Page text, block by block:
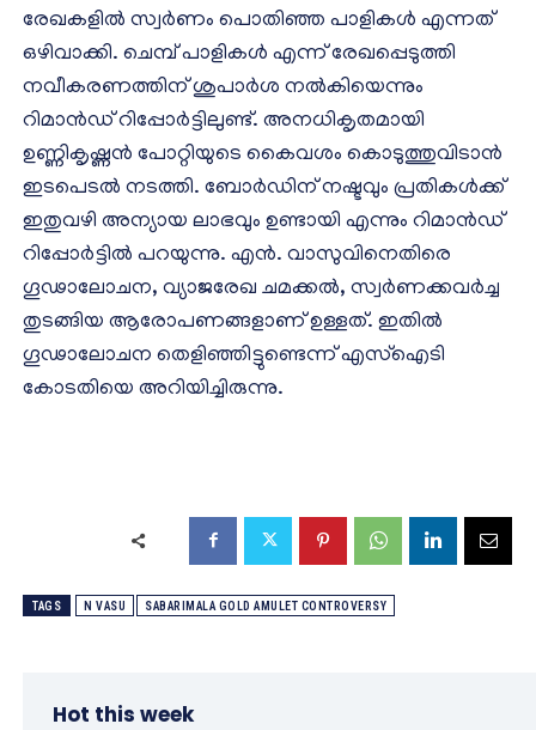
രേഖകളിൽ സ്വർണം പൊതിഞ്ഞ പാളികൾ എന്നത്
ഒഴിവാക്കി. ചെമ്പ് പാളികൾ എന്ന് രേഖപ്പെടുത്തി
നവീകരണത്തിന് ശുപാർശ നൽകിയെന്നും
റിമാൻഡ് റിപ്പോർട്ടിലുണ്ട്. അനധികൃതമായി
ഉണ്ണികൃഷ്ണൻ പോറ്റിയുടെ കൈവശം കൊടുത്തുവിടാൻ
ഇടപെടൽ നടത്തി. ബോർഡിന് നഷ്ടവും പ്രതികൾക്ക്
ഇതുവഴി അന്യായ ലാഭവും ഉണ്ടായി എന്നും റിമാൻഡ്
റിപ്പോർട്ടിൽ പറയുന്നു. എൻ. വാസുവിനെതിരെ
ഗൂഢാലോചന, വ്യാജരേഖ ചമക്കൽ, സ്വർണക്കവർച്ച
തുടങ്ങിയ ആരോപണങ്ങളാണ് ഉള്ളത്. ഇതിൽ
ഗൂഢാലോചന തെളിഞ്ഞിട്ടുണ്ടെന്ന് എസ്ഐടി
കോടതിയെ അറിയിച്ചിരുന്നു.
TAGS N VASU SABARIMALA GOLD AMULET CONTROVERSY
Hot this week